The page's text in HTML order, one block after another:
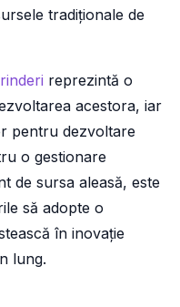
tradiționale de
reprezintă o
acestora, iar
pentru dezvoltare
o gestionare
de sursa aleasă, este
să adopte o
în inovație
lung.